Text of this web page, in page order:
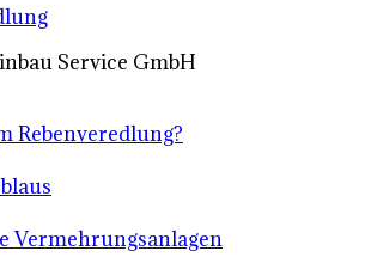
Service GmbH
Rebenveredlung?
Vermehrungsanlagen